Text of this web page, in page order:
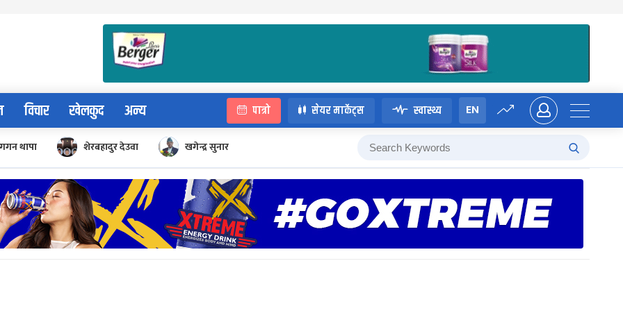
विचार खेलकुद अन्य पात्रो सेयर मार्केट्स स्वास्थ्य EN
गगन थापा शेरबहादुर देउवा खगेन्द्र सुनार